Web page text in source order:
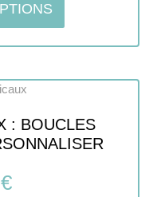
: BOUCLES
€